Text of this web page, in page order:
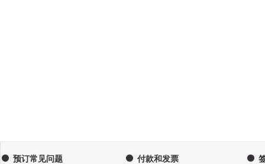
预订常见问题 付款和发票